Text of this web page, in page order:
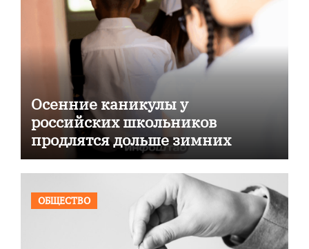
Осенние каникулы у
российских школьников
продлятся дольше зимних
ОБЩЕСТВО